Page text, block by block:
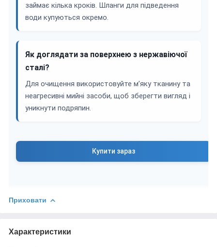
займає кілька кроків. Шланги для підведення
води купуються окремо.
Як доглядати за поверхнею з нержавіючої
сталі?
Для очищення використовуйте м’яку тканину та
неагресивні мийні засоби, щоб зберегти вигляд і
уникнути подряпин.
Купити зараз
Приховати
Характеристики